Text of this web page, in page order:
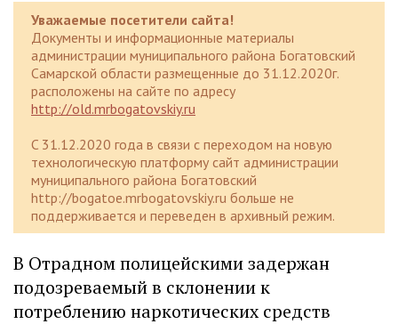
Уважаемые посетители сайта!
Документы и информационные материалы
администрации муниципального района Богатовский
Самарской области размещенные до 31.12.2020г.
расположены на сайте по адресу
http://old.mrbogatovskiy.ru
C 31.12.2020 года в связи с переходом на новую
технологическую платформу сайт администрации
муниципального района Богатовский
http://bogatoe.mrbogatovskiy.ru больше не
поддерживается и переведен в архивный режим.
В Отрадном полицейскими задержан
подозреваемый в склонении к
потреблению наркотических средств